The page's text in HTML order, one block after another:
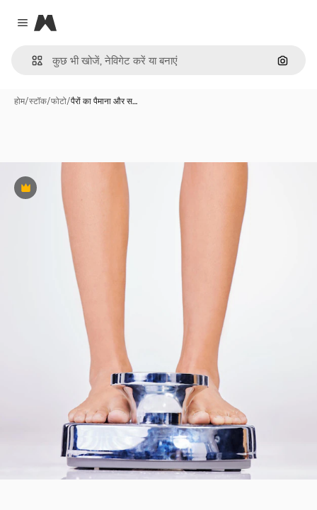
Close menu
Magnific
इमेज से
होम/स्टॉक/फोटो/पैरों का पैमाना और स…
Premium